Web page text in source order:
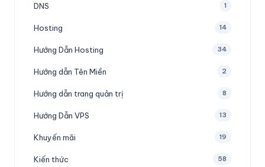
DNS 1
Hosting 14
Hướng Dẫn Hosting 34
Hướng dẫn Tên Miền 2
Hướng dẫn trang quản trị 8
Hướng Dẫn VPS 13
Khuyến mãi 19
Kiến thức 58